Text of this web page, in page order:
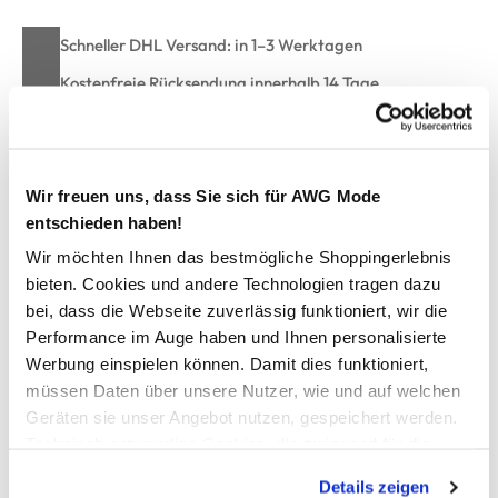
Wir freuen uns, dass Sie sich für AWG Mode
entschieden haben!
Wir möchten Ihnen das bestmögliche Shoppingerlebnis
bieten. Cookies und andere Technologien tragen dazu
bei, dass die Webseite zuverlässig funktioniert, wir die
Performance im Auge haben und Ihnen personalisierte
Werbung einspielen können. Damit dies funktioniert,
müssen Daten über unsere Nutzer, wie und auf welchen
Geräten sie unser Angebot nutzen, gespeichert werden.
Details zeigen
Schneller DHL Versand: in 1–3 Werktagen
Kostenfreie Rücksendung innerhalb 14 Tage
Kostenlose Filiallieferung in Ihre Wunschfiliale
Zur Wunschliste hinzufügen
Damen Top in Boucle-Optik
hübsches Top von Lisa Tossa
runder Ausschnitt
angenehme Boucle-Optik allover